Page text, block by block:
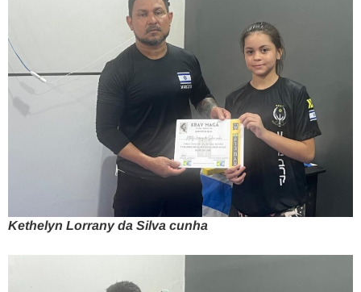
Kethelyn Lorrany da Silva cunha